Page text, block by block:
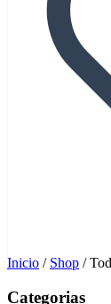
Inicio / Shop /
Categorias